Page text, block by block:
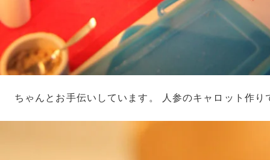
ちゃんとお手伝いしています。 人参のキャロット作り